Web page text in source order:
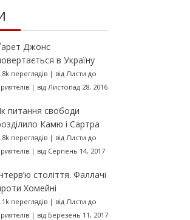
Джонс
в Україну
переглядів| від Листи до
| від Листопад 28, 2016
питання свободи
Камю і Сартра
переглядів| від Листи до
| від Серпень 14, 2017
століття. Фаллачі
Хомейні
переглядів| від Листи до
| від Березень 11, 2017